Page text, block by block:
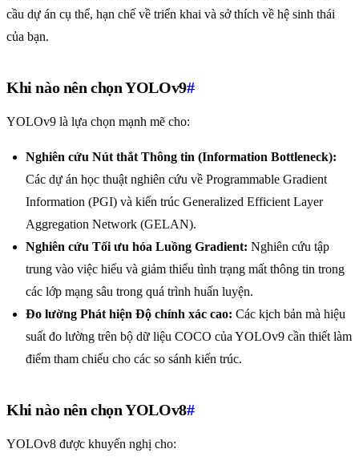
cầu dự án cụ thể, hạn chế về triển khai và sở thích về hệ sinh thái
của bạn.
Khi nào nên chọn YOLOv9#
YOLOv9 là lựa chọn mạnh mẽ cho:
Nghiên cứu Nút thắt Thông tin (Information Bottleneck):
Các dự án học thuật nghiên cứu về Programmable Gradient
Information (PGI) và kiến trúc Generalized Efficient Layer
Aggregation Network (GELAN).
Nghiên cứu Tối ưu hóa Luồng Gradient: Nghiên cứu tập
trung vào việc hiểu và giảm thiểu tình trạng mất thông tin trong
các lớp mạng sâu trong quá trình huấn luyện.
Đo lường Phát hiện Độ chính xác cao: Các kịch bản mà hiệu
suất đo lường trên bộ dữ liệu COCO của YOLOv9 cần thiết làm
điểm tham chiếu cho các so sánh kiến trúc.
Khi nào nên chọn YOLOv8#
YOLOv8 được khuyến nghị cho: